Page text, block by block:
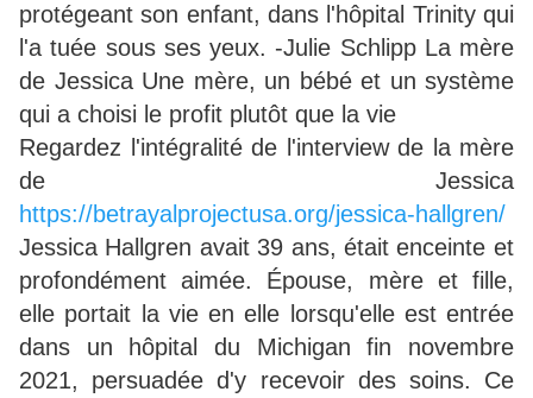
protégeant son enfant, dans l'hôpital Trinity qui
l'a tuée sous ses yeux. -Julie Schlipp La mère
de Jessica Une mère, un bébé et un système
qui a choisi le profit plutôt que la vie
Regardez l'intégralité de l'interview de la mère
de Jessica
https://betrayalprojectusa.org/jessica-hallgren/
Jessica Hallgren avait 39 ans, était enceinte et
profondément aimée. Épouse, mère et fille,
elle portait la vie en elle lorsqu'elle est entrée
dans un hôpital du Michigan fin novembre
2021, persuadée d'y recevoir des soins. Ce